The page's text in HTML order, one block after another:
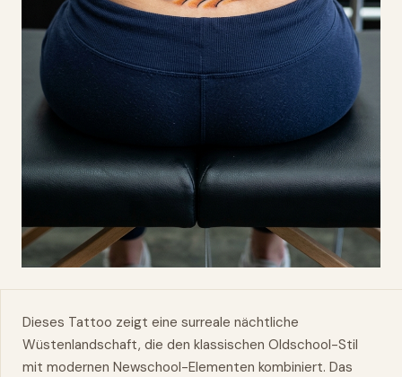
Dieses Tattoo zeigt eine surreale nächtliche
Wüstenlandschaft, die den klassischen Oldschool-Stil
mit modernen Newschool-Elementen kombiniert. Das